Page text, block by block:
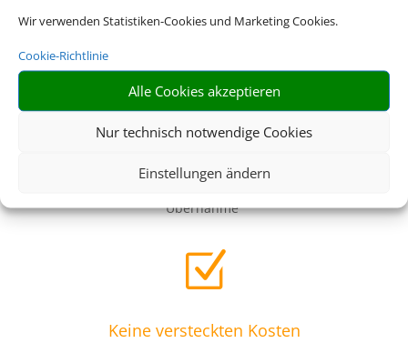
Wir verwenden Statistiken-Cookies und Marketing Cookies.
Cookie-Richtlinie
Alle Cookies akzeptieren
Nur technisch notwendige Cookies
Einstellungen ändern
Inkl. Vollkaskoschutz, Erstattung der Selbstbeteiligung, freie
Z
Immer inkludiert: Tankregelung „Rückgabe wie
Übernahme“
Z
Keine versteckten Kosten